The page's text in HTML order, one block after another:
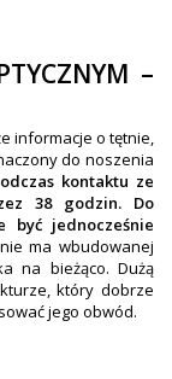
–
informacje o tętnie,
do noszenia
kontaktu ze
38 godzin. Do
być jednocześnie
ma wbudowanej
na bieżąco. Dużą
który dobrze
jego obwód.